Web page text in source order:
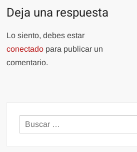
Deja una respuesta
Lo siento, debes estar
conectado para publicar un
comentario.